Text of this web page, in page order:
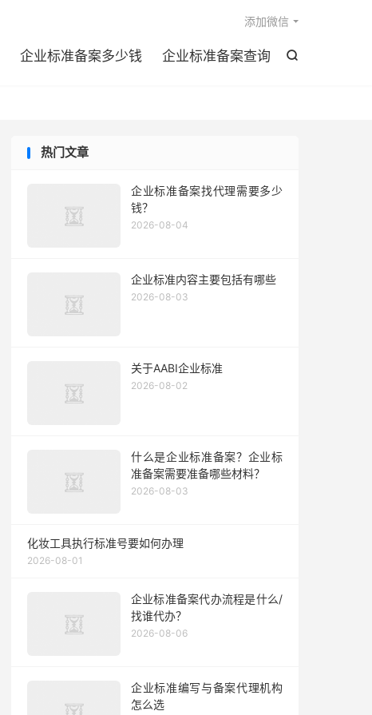

企业标准备案多少钱 企业标准备案查询
添加微信
热门文章
企业标准备案找代理需要多少
钱？
2026-08-04
企业标准内容主要包括有哪些
2026-08-03
关于AABI企业标准
2026-08-02
什么是企业标准备案？企业标
准备案需要准备哪些材料？
2026-08-03
化妆工具执行标准号要如何办理
2026-08-01
企业标准备案代办流程是什么/
找谁代办？
2026-08-06
企业标准编写与备案代理机构
怎么选